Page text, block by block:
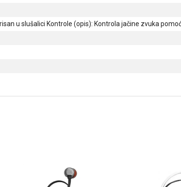
u slušalici Kontrole (opis): Kontrola jačine zvuka